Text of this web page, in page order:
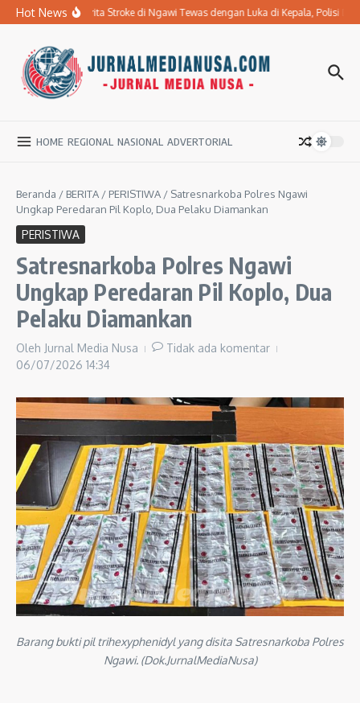
Lewati ke konten
Hot News
Ibu Penderita Stroke di Ngawi Tewas dengan Luka di Kepala, Polisi
HOME REGIONAL NASIONAL ADVERTORIAL
Beranda / BERITA / PERISTIWA / Satresnarkoba Polres Ngawi
Ungkap Peredaran Pil Koplo, Dua Pelaku Diamankan
PERISTIWA
Satresnarkoba Polres Ngawi
Ungkap Peredaran Pil Koplo, Dua
Pelaku Diamankan
Oleh Jurnal Media Nusa
Tidak ada komentar
06/07/2026 14:34
Barang bukti pil trihexyphenidyl yang disita Satresnarkoba Polres
Ngawi. (Dok.JurnalMediaNusa)